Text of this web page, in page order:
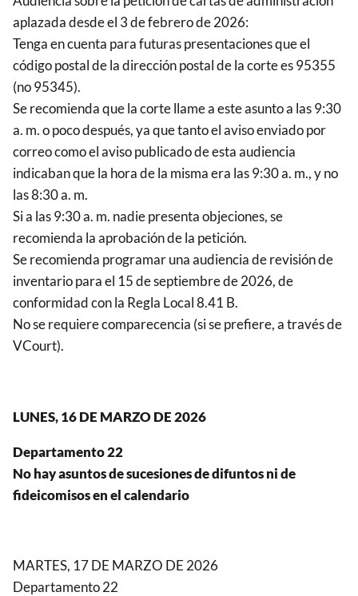
aplazada desde el 3 de febrero de 2026:
Tenga en cuenta para futuras presentaciones que el
código postal de la dirección postal de la corte es 95355
(no 95345).
Se recomienda que la corte llame a este asunto a las 9:30
a. m. o poco después, ya que tanto el aviso enviado por
correo como el aviso publicado de esta audiencia
indicaban que la hora de la misma era las 9:30 a. m., y no
las 8:30 a. m.
Si a las 9:30 a. m. nadie presenta objeciones, se
recomienda la aprobación de la petición.
Se recomienda programar una audiencia de revisión de
inventario para el 15 de septiembre de 2026, de
conformidad con la Regla Local 8.41 B.
No se requiere comparecencia (si se prefiere, a través de
VCourt).
LUNES, 16 DE MARZO DE 2026
Departamento 22
No hay asuntos de sucesiones de difuntos ni de
fideicomisos en el calendario
MARTES, 17 DE MARZO DE 2026
Departamento 22